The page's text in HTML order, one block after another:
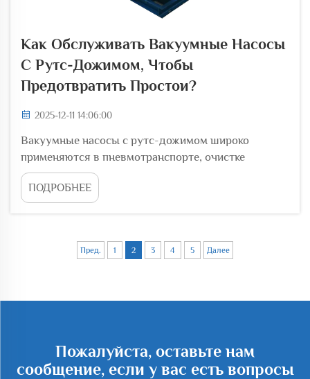
Как Обслуживать Вакуумные Насосы
С Рутс-Дожимом, Чтобы
Предотвратить Простои?
2025-12-11 14:06:00
Вакуумные насосы с рутс-дожимом широко
применяются в пневмотранспорте, очистке
сточных вод, химической промышленности и во
многих других промышленных областях, где
критически важна стабильная работа вакуумной
потерям в производстве, нарушениям
безопасности...
ПОДРОБНЕЕ
Пред. 1 2 3 4 5 Далее
Пожалуйста, оставьте нам
сообщение, если у вас есть вопросы